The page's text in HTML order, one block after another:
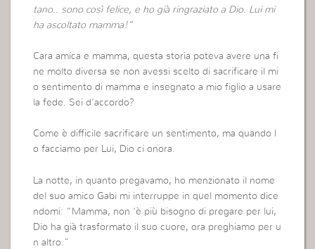
tano.. sono così felice, e ho già ringraziato a Dio. Lui mi
ha ascoltato mamma!”
Cara amica e mamma, questa storia poteva avere una fi
ne molto diversa se non avessi scelto di sacrificare il mi
o sentimento di mamma e insegnato a mio figlio a usare
la fede. Sei d’accordo?
Come è difficile sacrificare un sentimento, ma quando l
o facciamo per Lui, Dio ci onora.
La notte, in quanto pregavamo, ho menzionato il nome
del suo amico Gabi mi interruppe in quel momento dice
ndomi: “Mamma, non ‘è più bisogno di pregare per lui,
Dio ha già trasformato il suo cuore, ora preghiamo per u
n altro.”